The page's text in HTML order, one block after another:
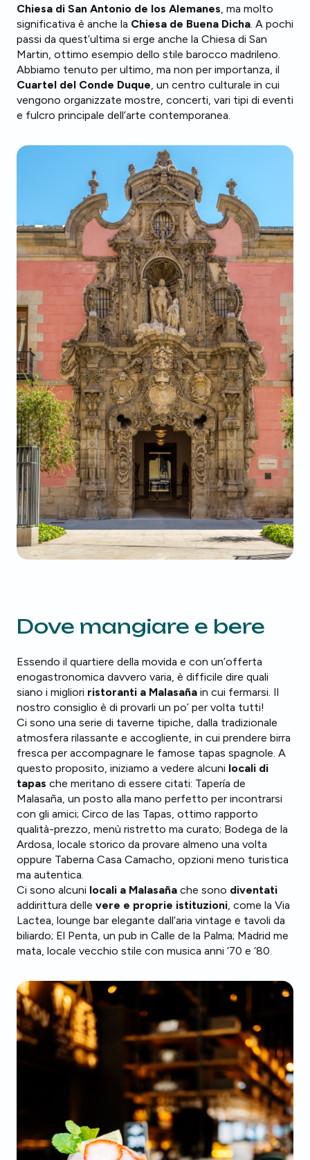
Chiesa di San Antonio de los Alemanes, ma molto
significativa è anche la Chiesa de Buena Dicha. A pochi
passi da quest’ultima si erge anche la Chiesa di San
Martin, ottimo esempio dello stile barocco madrileno.
Abbiamo tenuto per ultimo, ma non per importanza, il
Cuartel del Conde Duque, un centro culturale in cui
vengono organizzate mostre, concerti, vari tipi di eventi
e fulcro principale dell’arte contemporanea.
Dove mangiare e bere
Essendo il quartiere della movida e con un’offerta
enogastronomica davvero varia, è difficile dire quali
siano i migliori ristoranti a Malasaña in cui fermarsi. Il
nostro consiglio è di provarli un po’ per volta tutti!
Ci sono una serie di taverne tipiche, dalla tradizionale
atmosfera rilassante e accogliente, in cui prendere birra
fresca per accompagnare le famose tapas spagnole. A
questo proposito, iniziamo a vedere alcuni locali di
tapas che meritano di essere citati: Tapería de
Malasaña, un posto alla mano perfetto per incontrarsi
con gli amici; Circo de las Tapas, ottimo rapporto
qualità-prezzo, menù ristretto ma curato; Bodega de la
Ardosa, locale storico da provare almeno una volta
oppure Taberna Casa Camacho, opzioni meno turistica
ma autentica.
Ci sono alcuni locali a Malasaña che sono diventati
addirittura delle vere e proprie istituzioni, come la Via
Lactea, lounge bar elegante dall’aria vintage e tavoli da
biliardo; El Penta, un pub in Calle de la Palma; Madrid me
mata, locale vecchio stile con musica anni ‘70 e ‘80.